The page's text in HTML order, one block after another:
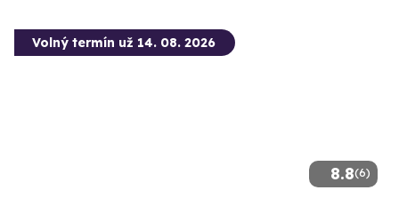
8.8(6)
Volný termín už 14. 08. 2026